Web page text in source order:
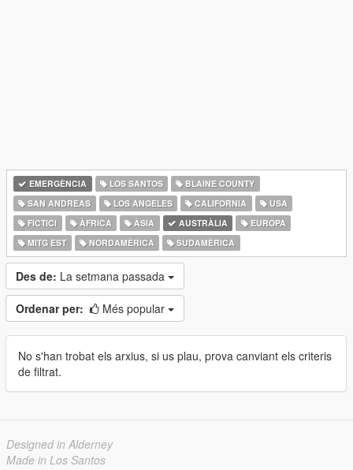
EMERGÈNCIA LOS SANTOS
BLAINE COUNTY
SAN ANDREAS
LOS ANGELES CALIFORNIA
USA
FICTICI
ÀFRICA ÀSIA AUSTRÀLIA
EUROPA
MITG EST
NORDAMÈRICA SUDAMÈRICA
Des de: La setmana passada
Ordenar per: Més popular
No s'han trobat els arxius, si us plau, prova canviant els criteris
de filtrat.
Designed in Alderney
Made in Los Santos